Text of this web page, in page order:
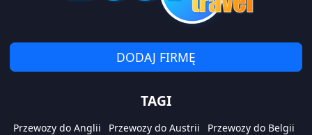
DODAJ FIRMĘ
TAGI
Przewozy do Anglii Przewozy do Austrii
Przewozy do Belgii